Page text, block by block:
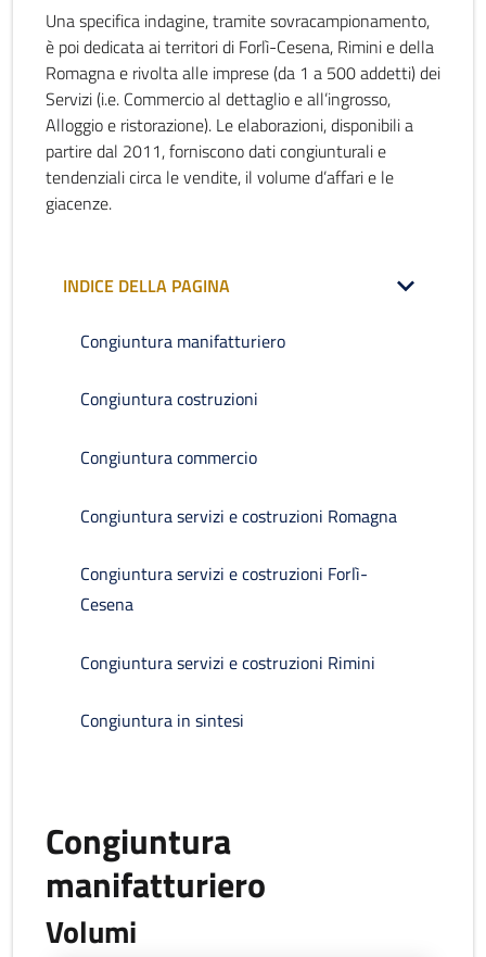
Una specifica indagine, tramite sovracampionamento,
è poi dedicata ai territori di Forlì-Cesena, Rimini e della
Romagna e rivolta alle imprese (da 1 a 500 addetti) dei
Servizi (i.e. Commercio al dettaglio e all’ingrosso,
Alloggio e ristorazione). Le elaborazioni, disponibili a
partire dal 2011, forniscono dati congiunturali e
tendenziali circa le vendite, il volume d’affari e le
giacenze.
INDICE DELLA PAGINA
Congiuntura manifatturiero
Congiuntura costruzioni
Congiuntura commercio
Congiuntura servizi e costruzioni Romagna
Congiuntura servizi e costruzioni Forlì-
Cesena
Congiuntura servizi e costruzioni Rimini
Congiuntura in sintesi
Congiuntura
manifatturiero
Volumi